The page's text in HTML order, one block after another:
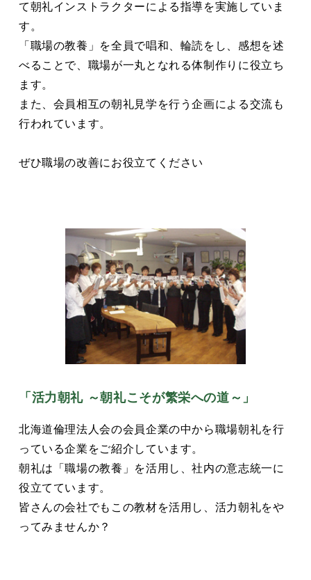
て朝礼インストラクターによる指導を実施していま
す。
「職場の教養」を全員で唱和、輪読をし、感想を述
べることで、職場が一丸となれる体制作りに役立ち
ます。
また、会員相互の朝礼見学を行う企画による交流も
行われています。
ぜひ職場の改善にお役立てください
「活力朝礼 ～朝礼こそが繁栄への道～」
北海道倫理法人会の会員企業の中から職場朝礼を行
っている企業をご紹介しています。
朝礼は「職場の教養」を活用し、社内の意志統一に
役立てています。
皆さんの会社でもこの教材を活用し、活力朝礼をや
ってみませんか？